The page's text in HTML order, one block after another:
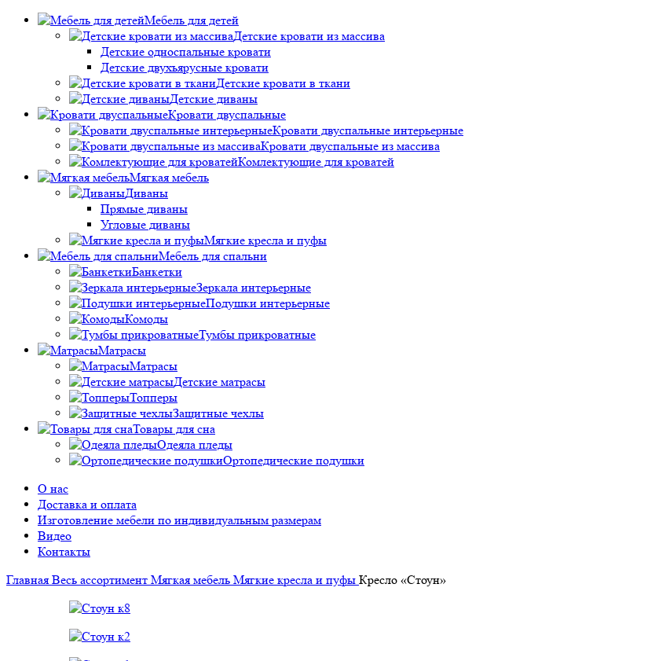
Мебель для детей
Детские кровати из массива
Детские односпальные кровати
Детские двухъярусные кровати
Детские кровати в ткани
Детские диваны
Кровати двуспальные
Кровати двуспальные интерьерные
Кровати двуспальные из массива
Комлектующие для кроватей
Мягкая мебель
Диваны
Прямые диваны
Угловые диваны
Мягкие кресла и пуфы
Мебель для спальни
Банкетки
Зеркала интерьерные
Подушки интерьерные
Комоды
Тумбы прикроватные
Матрасы
Матрасы
Детские матрасы
Топперы
Защитные чехлы
Товары для сна
Одеяла пледы
Ортопедические подушки
О нас
Доставка и оплата
Изготовление мебели по индивидуальным размерам
Видео
Контакты
Главная Весь ассортимент Мягкая мебель Мягкие кресла и пуфы Кресло «Стоун»